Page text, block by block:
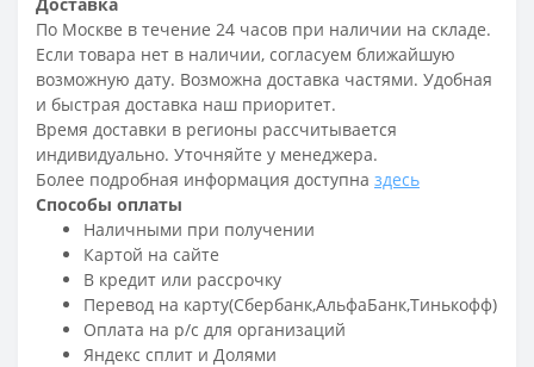
По Москве в течение 24 часов при наличии на складе.
Если товара нет в наличии, согласуем ближайшую
возможную дату. Возможна доставка частями. Удобная
и быстрая доставка наш приоритет.
Время доставки в регионы рассчитывается
индивидуально. Уточняйте у менеджера.
Более подробная информация доступна здесь
Способы оплаты
Наличными при получении
Картой на сайте
В кредит или рассрочку
Перевод на карту(Сбербанк,АльфаБанк,Тинькофф)
Оплата на р/c для организаций
Яндекс сплит и Долями